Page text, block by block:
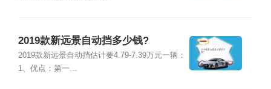
2019款新远景自动挡多少钱?
2019款新远景自动挡估计要4.79-7.39万元一辆：
1、优点：第一...